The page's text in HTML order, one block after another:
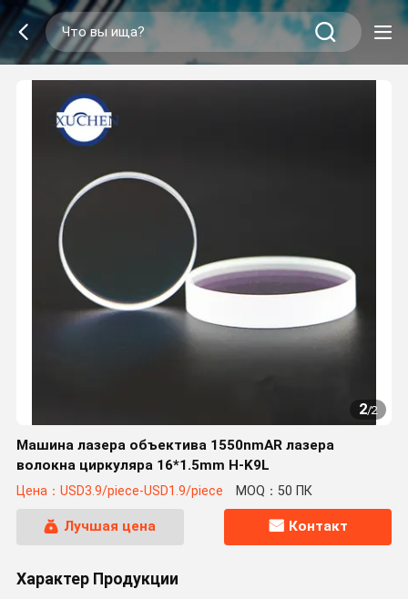
2/2
Машина лазера объектива 1550nmAR лазера
волокна циркуляра 16*1.5mm H-K9L
Цена：USD3.9/piece-USD1.9/piece MOQ：50 ПК
Лучшая цена Контакт
Характер Продукции